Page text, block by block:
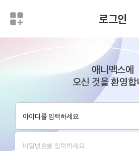
로그인
애니맥스에
오신 것을 환영합